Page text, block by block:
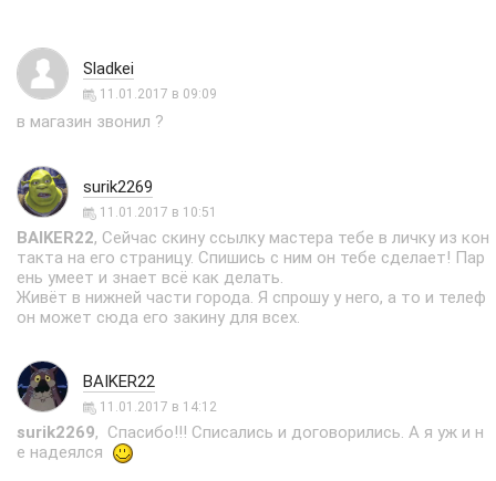
Sladkei
11.01.2017 в 09:09
в магазин звонил ?
surik2269
11.01.2017 в 10:51
BAIKER22, Сейчас скину ссылку мастера тебе в личку из кон
такта на его страницу. Спишись с ним он тебе сделает! Пар
ень умеет и знает всё как делать.
Живёт в нижней части города. Я спрошу у него, а то и телеф
он может сюда его закину для всех.
BAIKER22
11.01.2017 в 14:12
surik2269, Спасибо!!! Списались и договорились. А я уж и н
е надеялся